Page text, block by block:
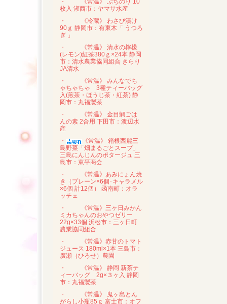
・
《常温》 ぶちのり 10
枚入 湖西市：ヤマサ水産
・
《冷蔵》 わさび漬け
90ｇ 静岡市：有東木「 うつろ
ぎ 」
・
《常温》 清水の檸檬
(レモン)紅茶380ｇ×24本 静岡
市：清水農業協同組合 きらり
JA清水
・
《常温》 みんなでち
ゃちゃちゃ 3種ティーバッグ
入(煎茶・ほうじ茶・紅茶) 静
岡市：丸福製茶
・
《常温》 金目鯛ごは
んの素 2合用 下田市：渡辺水
産
・
《常温》 箱根西麗三
島野菜「畑まるごとスープ」
三島にんじんのポタージュ 三
島市：東平商会
・
《常温》あみにょん焼
き（プレーン×6個･キャラメル
×6個 計12個） 函南町：オラ
ッチェ
・
《常温》三ヶ日みかん
ミカちゃんのおやつゼリー
22g×33個 浜松市：三ヶ日町
農業協同組合
・
《常温》赤甘のトマト
ジュース 180ml×1本 三島市：
廣瀬（ひろせ）農園
・
《常温》 静岡 新茶テ
ィーバッグ 2g×３ヶ入 静岡
市：丸福製茶
・
《常温》 鬼ヶ島とん
がらし小瓶85ｇ 富士市：オフ